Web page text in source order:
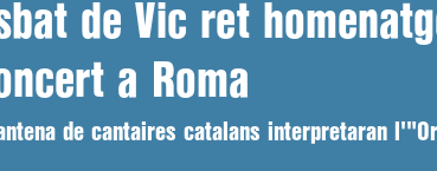
de Vic ret
a Roma
de cantaires catalans interpretaran